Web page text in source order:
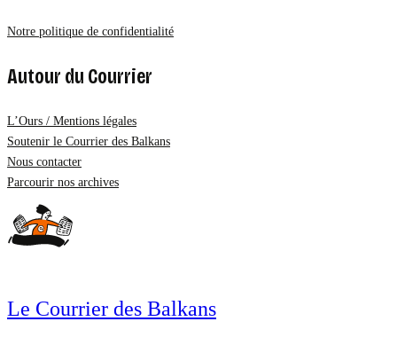
Notre politique de confidentialité
Autour du Courrier
L’Ours / Mentions légales
Soutenir le Courrier des Balkans
Nous contacter
Parcourir nos archives
Le Courrier des Balkans